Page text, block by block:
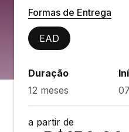
Formas de Entrega
EAD
Duração
12 meses
a partir de